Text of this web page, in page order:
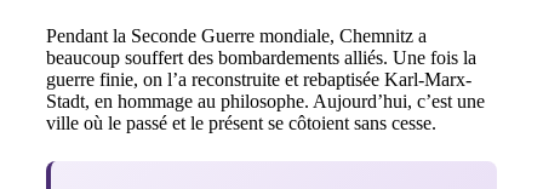
Pendant la Seconde Guerre mondiale, Chemnitz a
beaucoup souffert des bombardements alliés. Une fois la
guerre finie, on l’a reconstruite et rebaptisée Karl-Marx-
Stadt, en hommage au philosophe. Aujourd’hui, c’est une
ville où le passé et le présent se côtoient sans cesse.